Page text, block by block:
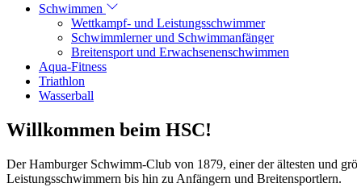
Schwimmen
Wettkampf- und Leistungsschwimmer
Schwimmlerner und Schwimmanfänger
Breitensport und Erwachsenenschwimmen
Aqua-Fitness
Triathlon
Wasserball
Willkommen beim HSC!
Der Hamburger Schwimm-Club von 1879, einer der ältesten und
Leistungsschwimmern bis hin zu Anfängern und Breitensportlern.